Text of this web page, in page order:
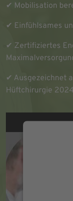
✔ Mobilisation
✔ Einfühlsames
✔ Zertifiziertes
✔ Ausgezeichnet
Hüftchirurgie